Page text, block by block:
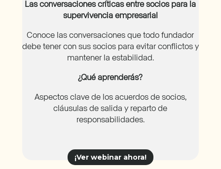
Las conversaciones críticas entre socios para la
supervivencia empresarial
Conoce las conversaciones que todo fundador
debe tener con sus socios para evitar conflictos y
mantener la estabilidad.
¿Qué aprenderás?
Aspectos clave de los acuerdos de socios,
cláusulas de salida y reparto de
responsabilidades.
¡Ver webinar ahora!